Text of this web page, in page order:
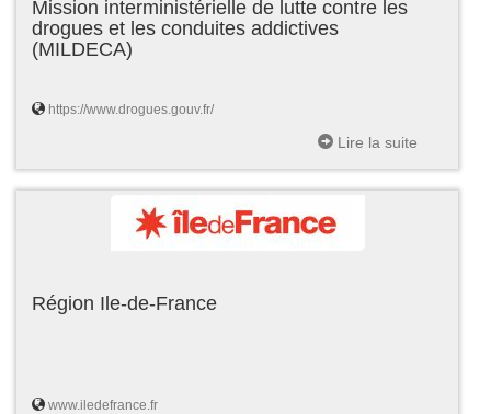
Mission interministérielle de lutte contre les
drogues et les conduites addictives
(MILDECA)
https://www.drogues.gouv.fr/
Lire la suite
Région Ile-de-France
www.iledefrance.fr